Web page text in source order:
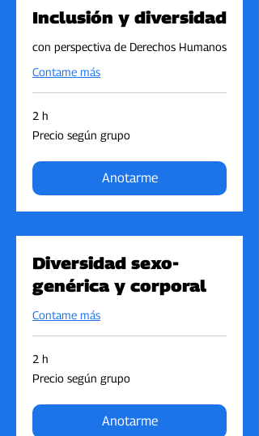
Inclusión y diversidad
con perspectiva de Derechos Humanos
Contame más
2 h
Precio
según
Precio según grupo
Anotarme
Diversidad sexo-
genérica y corporal
Contame más
2 h
Precio
según
Precio según grupo
Anotarme